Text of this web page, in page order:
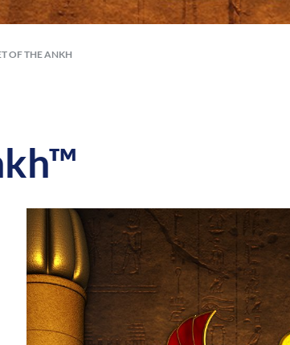
OF THE ANKH